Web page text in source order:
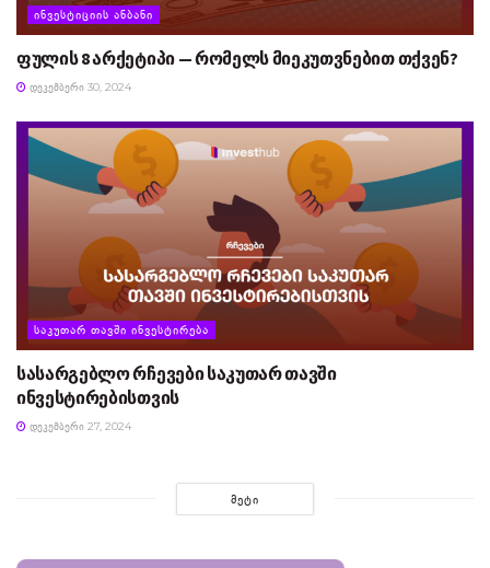
ᲘᲜᲕᲔᲡᲢᲘᲪᲘᲘᲡ ᲐᲜᲑᲐᲜᲘ
ფულის 8 არქეტიპი — რომელს მიეკუთვნებით თქვენ?
ᲓᲔᲙᲔᲛᲑᲔᲠᲘ 30, 2024
ᲡᲐᲙᲣᲗᲐᲠ ᲗᲐᲕᲨᲘ ᲘᲜᲕᲔᲡᲢᲘᲠᲔᲑᲐ
სასარგებლო რჩევები საკუთარ თავში
ინვესტირებისთვის
ᲓᲔᲙᲔᲛᲑᲔᲠᲘ 27, 2024
ᲛᲔᲢᲘ